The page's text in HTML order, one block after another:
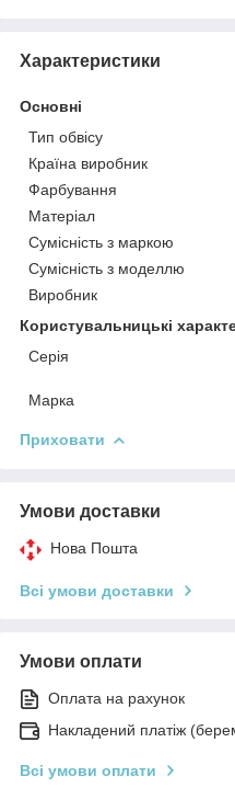
Характеристики
Основні
Тип обвісу
Країна виробник
Фарбування
Матеріал
Сумісність з маркою
Сумісність з моделлю
Виробник
Користувальницькі
Серія
Марка
Приховати
Умови доставки
Нова Пошта
Всі умови доставки
Умови оплати
Оплата на рахунок
Накладений платіж
Всі умови оплати